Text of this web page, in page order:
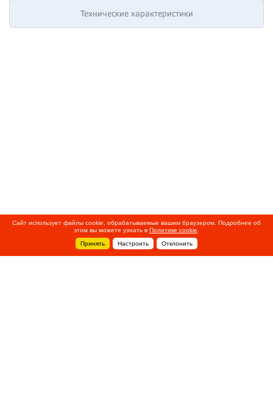
Технические характеристики
Сайт использует файлы cookie, обрабатываемые вашим браузером. Подробнее об
этом вы можете узнать в Политике cookie
Принять
Настроить Отклонить